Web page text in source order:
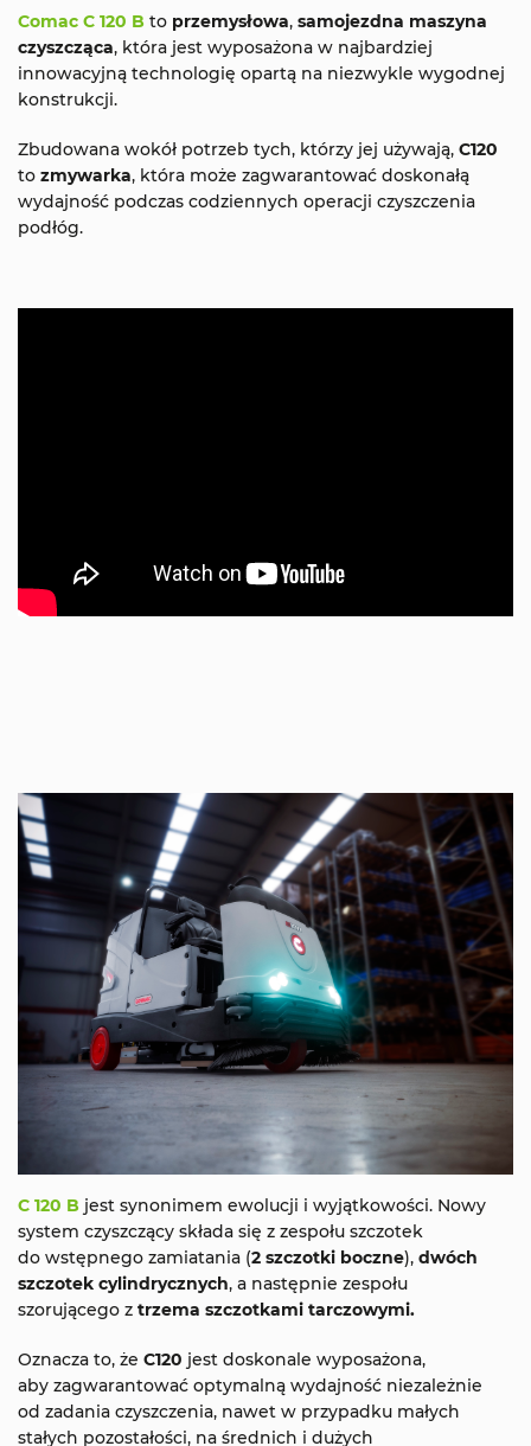
Comac C 120 B to przemysłowa, samojezdna maszyna
czyszcząca, która jest wyposażona w najbardziej
innowacyjną technologię opartą na niezwykle wygodnej
konstrukcji.
Zbudowana wokół potrzeb tych, którzy jej używają, C120
to zmywarka, która może zagwarantować doskonałą
wydajność podczas codziennych operacji czyszczenia
podłóg.
C 120 B jest synonimem ewolucji i wyjątkowości. Nowy
system czyszczący składa się z zespołu szczotek
do wstępnego zamiatania (2 szczotki boczne), dwóch
szczotek cylindrycznych, a następnie zespołu
szorującego z trzema szczotkami tarczowymi.
Oznacza to, że C120 jest doskonale wyposażona,
aby zagwarantować optymalną wydajność niezależnie
od zadania czyszczenia, nawet w przypadku małych
stałych pozostałości, na średnich i dużych